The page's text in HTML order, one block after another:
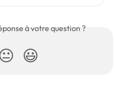
à votre question ?
😃